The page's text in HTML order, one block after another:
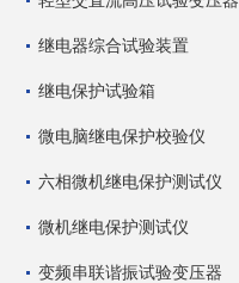
继电器综合试验装置
继电保护试验箱
微电脑继电保护校验仪
六相微机继电保护测试仪
微机继电保护测试仪
变频串联谐振试验变压器